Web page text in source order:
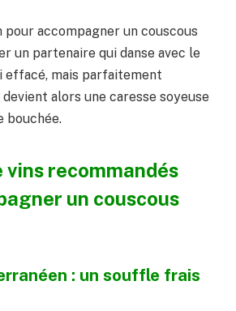
pour accompagner un couscous
un partenaire qui danse avec le
effacé, mais parfaitement
devient alors une caresse soyeuse
bouchée.
vins recommandés
un couscous
: un souffle frais